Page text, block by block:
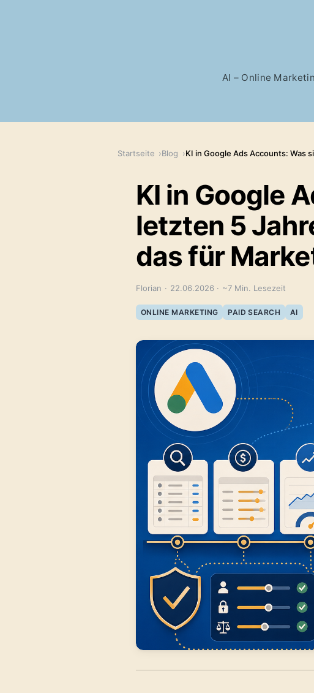
AI – Online
Startseite Blog KI in Google Ads Accounts:
KI in Google
letzten 5
das für
Florian · 22.06.2026 · ~7 Min. Lesezeit
ONLINE MARKETING PAID SEARCH AI